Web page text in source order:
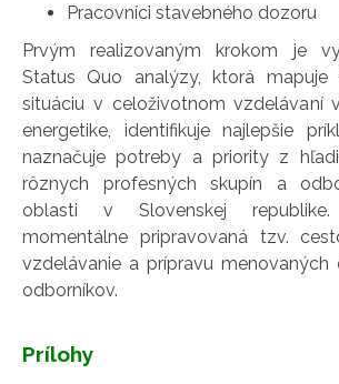
Pracovníci stavebného dozoru
Prvým realizovaným krokom je
Status Quo analýzy, ktorá mapuje
situáciu v celoživotnom vzdelávaní
energetike, identifikuje najlepšie
naznačuje potreby a priority z
rôznych profesných skupín a
oblasti v Slovenskej
momentálne pripravovaná tzv.
vzdelávanie a prípravu menovaných
odborníkov.
Prílohy